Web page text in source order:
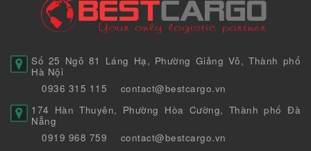
Số 25 Ngõ 81 Láng Hạ, Phường Giảng Võ, Thành phố
Hà Nội
0936 315 115
contact@bestcargo.vn
174 Hàn Thuyên, Phường Hòa Cường, Thành phố Đà
Nẵng
0919 968 759
contact@bestcargo.vn